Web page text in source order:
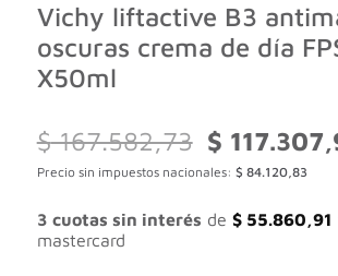
Vichy liftactive B3
oscuras crema de día
X50ml
$167.582,73
El
precio
original
$ 167.582,73.
$
Precio sin impuestos nacionales: $ 84.120,83
3 cuotas sin interés de $55.860,91
mastercard